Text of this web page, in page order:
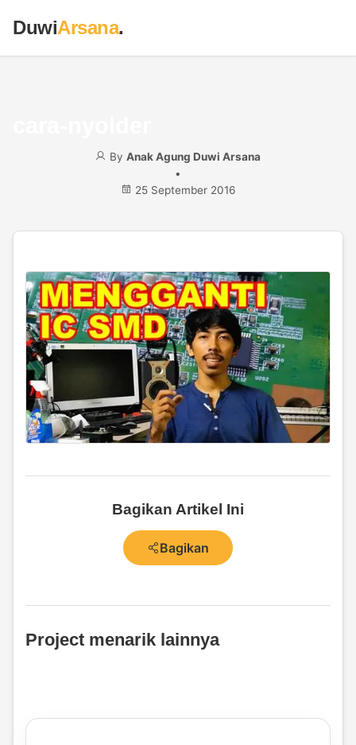
DuwiArsana.
By Anak Agung Duwi Arsana
•
25 September 2016
Bagikan Artikel Ini
Bagikan
Project menarik lainnya